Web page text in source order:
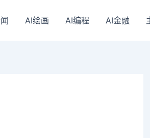
AI绘画 AI编程 AI金融